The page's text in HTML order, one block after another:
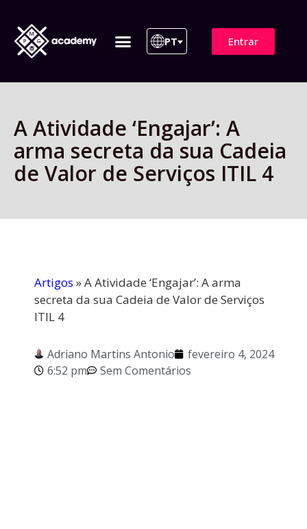
PT Entrar
A Atividade ‘Engajar’: A
arma secreta da sua Cadeia
de Valor de Serviços ITIL 4
Artigos »A Atividade ‘Engajar’: A arma
secreta da sua Cadeia de Valor de Serviços
ITIL 4
Adriano Martins Antonio
fevereiro 4, 2024
6:52 pm
Sem Comentários